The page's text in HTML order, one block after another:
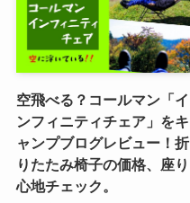
空飛べる？コールマン「イ
ンフィニティチェア」をキ
ャンプブログレビュー！折
りたたみ椅子の価格、座り
心地チェック。